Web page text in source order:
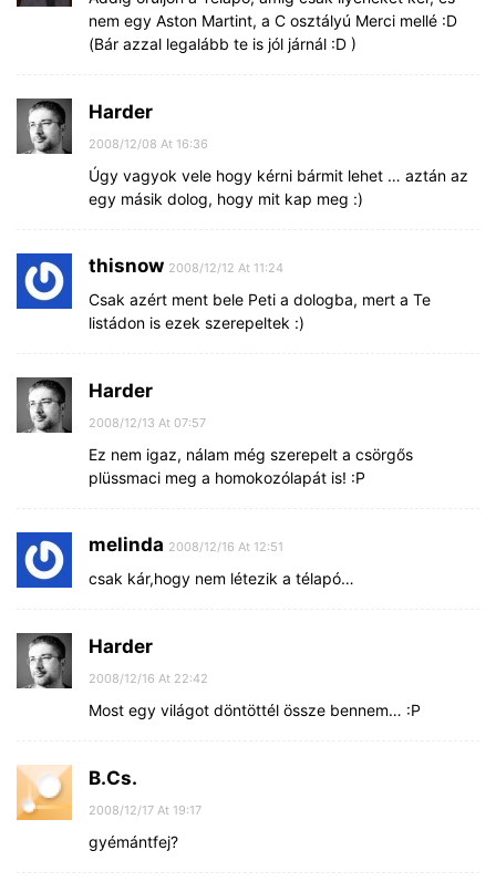
nem egy Aston Martint, a C osztályú Merci mellé :D
(Bár azzal legalább te is jól járnál :D )
Harder
2008/12/08 At 16:36
Úgy vagyok vele hogy kérni bármit lehet … aztán az
egy másik dolog, hogy mit kap meg :)
thisnow 2008/12/12 At 11:24
Csak azért ment bele Peti a dologba, mert a Te
listádon is ezek szerepeltek :)
Harder
2008/12/13 At 07:57
Ez nem igaz, nálam még szerepelt a csörgős
plüssmaci meg a homokozólapát is! :P
melinda 2008/12/16 At 12:51
csak kár,hogy nem létezik a télapó…
Harder
2008/12/16 At 22:42
Most egy világot döntöttél össze bennem… :P
B.Cs.
2008/12/17 At 19:17
gyémántfej?